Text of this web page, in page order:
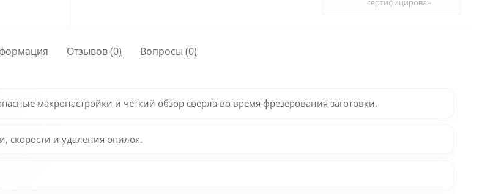
сертифицирован
Отзывов (0) Вопросы (0)
макронастройки и четкий обзор сверла во время фрезерования заготовки.
скорости и удаления опилок.